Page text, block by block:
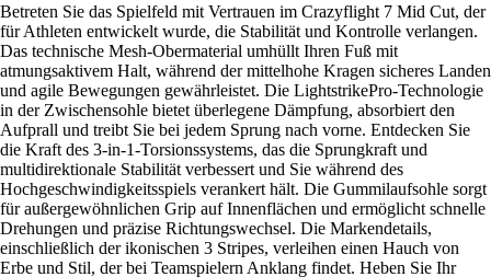
Betreten Sie das Spielfeld mit Vertrauen im Crazyflight 7 Mid Cut, der
für Athleten entwickelt wurde, die Stabilität und Kontrolle verlangen.
Das technische Mesh-Obermaterial umhüllt Ihren Fuß mit
atmungsaktivem Halt, während der mittelhohe Kragen sicheres Landen
und agile Bewegungen gewährleistet. Die LightstrikePro-Technologie
in der Zwischensohle bietet überlegene Dämpfung, absorbiert den
Aufprall und treibt Sie bei jedem Sprung nach vorne. Entdecken Sie
die Kraft des 3-in-1-Torsionssystems, das die Sprungkraft und
multidirektionale Stabilität verbessert und Sie während des
Hochgeschwindigkeitsspiels verankert hält. Die Gummilaufsohle sorgt
für außergewöhnlichen Grip auf Innenflächen und ermöglicht schnelle
Drehungen und präzise Richtungswechsel. Die Markendetails,
einschließlich der ikonischen 3 Stripes, verleihen einen Hauch von
Erbe und Stil, der bei Teamspielern Anklang findet. Heben Sie Ihr